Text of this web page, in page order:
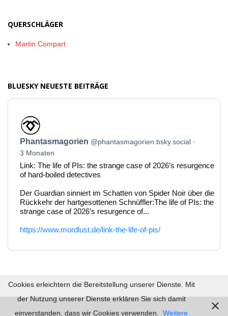
QUERSCHLÄGER
Martin Compart
BLUESKY NEUESTE BEITRÄGE
Beitrag
von
Phantasmagorien
auf
Bluesky
ansehen
Phantasmagorien @phantasmagorien.bsky.social
3 Monaten
Link: The life of PIs: the strange case of 2026’s resurgence
of hard-boiled detectives
Der Guardian sinniert im Schatten von Spider Noir über die
Rückkehr der hartgesottenen Schnüffler:The life of PIs: the
strange case of 2026’s resurgence of...
https://www.mordlust.de/link-the-life-of-pis/
Cookies erleichtern die Bereitstellung unserer Dienste. Mit
der Nutzung unserer Dienste erklären Sie sich damit
einverstanden, dass wir Cookies verwenden.
Weitere